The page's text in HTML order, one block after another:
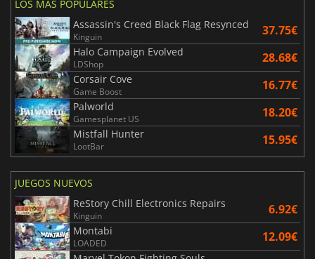
LOS MÁS POPULARES
Assassin's Creed Black Flag Resynced
Kinguin 37.75€
Halo Campaign Evolved
LDShop 28.68€
Corsair Cove
Game Boost 16.77€
Palworld
Gamesplanet US 18.20€
Mistfall Hunter
LootBar 15.95€
JUEGOS NUEVOS
ReStory Chill Electronics Repairs
Kinguin 6.92€
Montabi
LOADED 12.09€